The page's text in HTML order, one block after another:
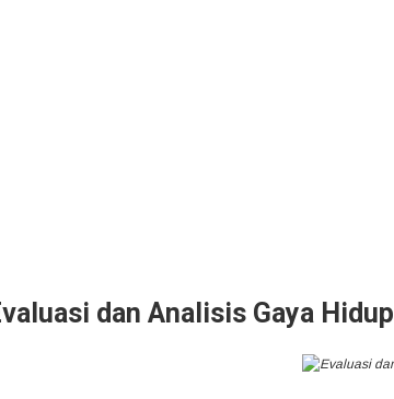
dan Analisis Gaya Hidup